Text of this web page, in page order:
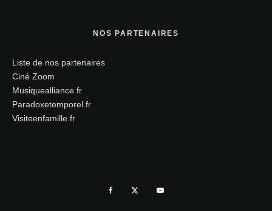
NOS PARTENAIRES
Liste de nos partenaires
Ciné Zoom
Musiquealliance.fr
Paradoxetemporel.fr
Visiteenfamille.fr